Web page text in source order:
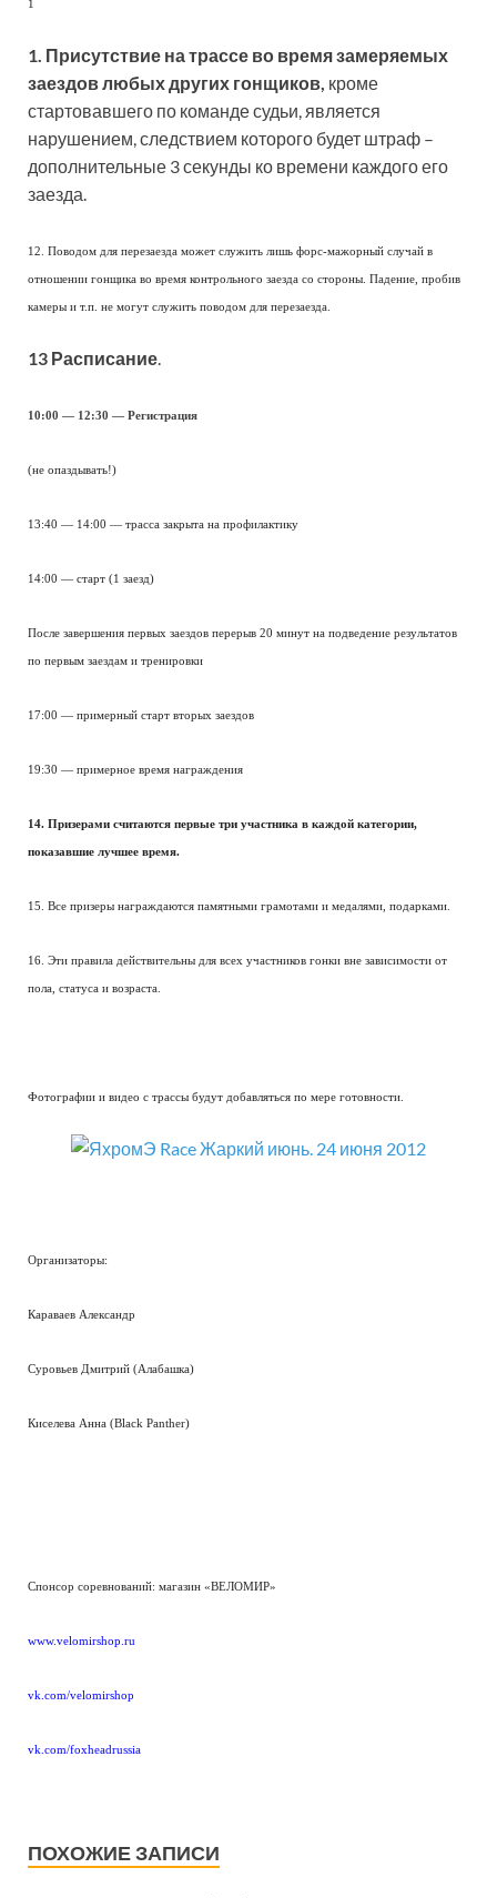
1
1. Присутствие на трассе во время замеряемых
заездов любых других гонщиков, кроме
стартовавшего по команде судьи, является
нарушением, следствием которого будет штраф –
дополнительные 3 секунды ко времени каждого его
заезда.
12. Поводом для перезаезда может служить лишь форс-мажорный случай в
отношении гонщика во время контрольного заезда со стороны. Падение, пробив
камеры и т.п. не могут служить поводом для перезаезда.
13 Расписание.
10:00 — 12:30 — Регистрация
(не опаздывать!)
13:40 — 14:00 — трасса закрыта на профилактику
14:00 — старт (1 заезд)
После завершения первых заездов перерыв 20 минут на подведение результатов
по первым заездам и тренировки
17:00 — примерный старт вторых заездов
19:30 — примерное время награждения
14. Призерами считаются первые три участника в каждой категории,
показавшие лучшее время.
15. Все призеры награждаются памятными грамотами и медалями, подарками.
16. Эти правила действительны для всех участников гонки вне зависимости от
пола, статуса и возраста.
Фотографии и видео с трассы будут добавляться по мере готовности.
Организаторы:
Караваев Александр
Суровьев Дмитрий (Алабашка)
Киселева Анна (Black Panther)
Спонсор соревнований: магазин «ВЕЛОМИР»
www.velomirshop.ru
vk.com/velomirshop
vk.com/foxheadrussia
ПОХОЖИЕ ЗАПИСИ